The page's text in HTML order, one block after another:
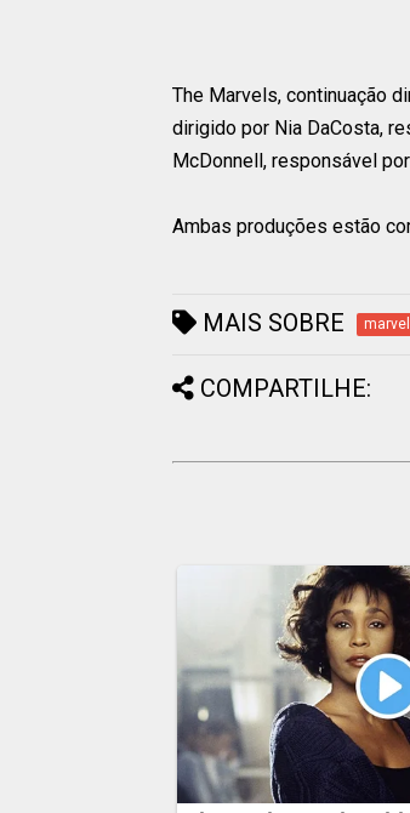
The Marvels, continuação
dirigido por Nia DaCosta,
McDonnell, responsável
Ambas produções estão
MAIS SOBRE marvel
COMPARTILHE: